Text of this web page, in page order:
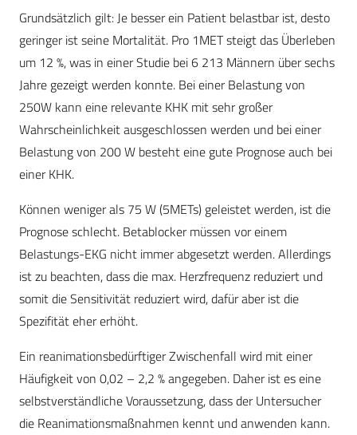
Grundsätzlich gilt: Je besser ein Patient belastbar ist, desto
geringer ist seine Mortalität. Pro 1MET steigt das Überleben
um 12 %, was in einer Studie bei 6 213 Männern über sechs
Jahre gezeigt werden konnte. Bei einer Belastung von
250W kann eine relevante KHK mit sehr großer
Wahrscheinlichkeit ausgeschlossen werden und bei einer
Belastung von 200 W besteht eine gute Prognose auch bei
einer KHK.
Können weniger als 75 W (5METs) geleistet werden, ist die
Prognose schlecht. Betablocker müssen vor einem
Belastungs-EKG nicht immer abgesetzt werden. Allerdings
ist zu beachten, dass die max. Herzfrequenz reduziert und
somit die Sensitivität reduziert wird, dafür aber ist die
Spezifität eher erhöht.
Ein reanimationsbedürftiger Zwischenfall wird mit einer
Häufigkeit von 0,02 – 2,2 % angegeben. Daher ist es eine
selbstverständliche Voraussetzung, dass der Untersucher
die Reanimationsmaßnahmen kennt und anwenden kann.